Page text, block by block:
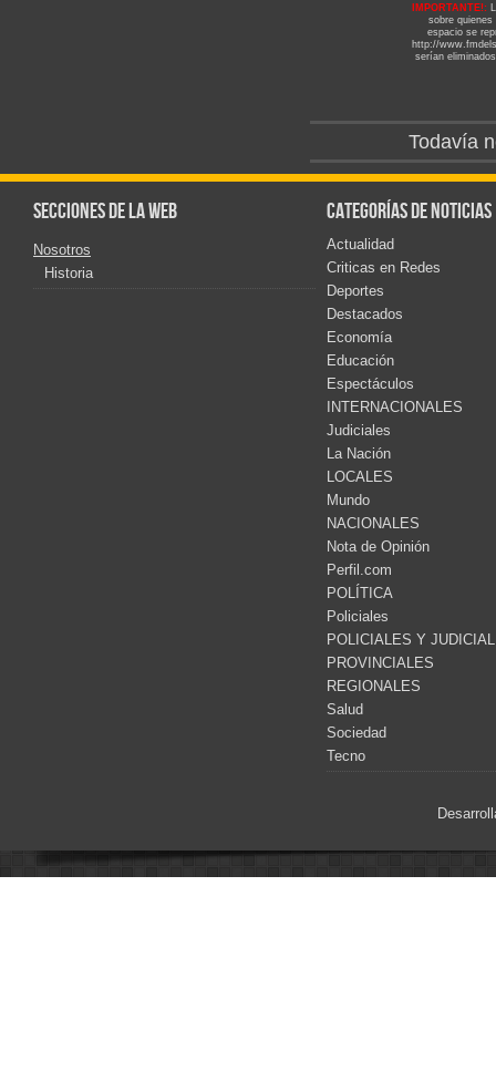
IMPORTANTE!:
sobre
espacio se
http://
serían
Todavía
Secciones de la web
Nosotros
Historia
Categorías de noticias
Actualidad
Criticas en Redes
Deportes
Destacados
Economía
Educación
Espectáculos
INTERNACIONALES
Judiciales
La Nación
LOCALES
Mundo
NACIONALES
Nota de Opinión
Perfil.com
POLÍTICA
Policiales
POLICIALES Y
PROVINCIALES
REGIONALES
Salud
Sociedad
Tecno